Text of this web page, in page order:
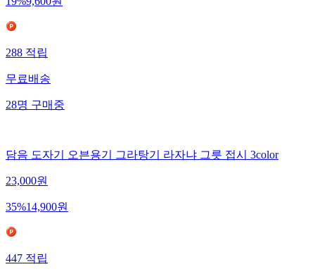
19%9,600원
288적립
무료배송
28명구매중
담음 도자기 오븐용기 그라탕기 라자냐 그릇 접시 3color
23,000원
35%14,900원
447적립